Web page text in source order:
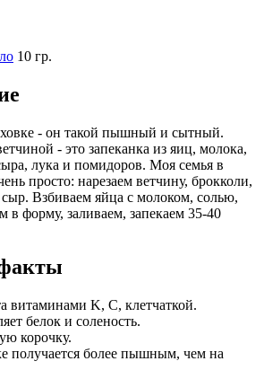
10 гр.
- он такой пышный и сытный.
- это запеканка из яиц, молока,
лука и помидоров. Моя семья в
просто: нарезаем ветчину, брокколи,
Взбиваем яйца с молоком, солью,
форму, заливаем, запекаем 35-40
витаминами K, C, клетчаткой.
белок и соленость.
корочку.
получается более пышным, чем на